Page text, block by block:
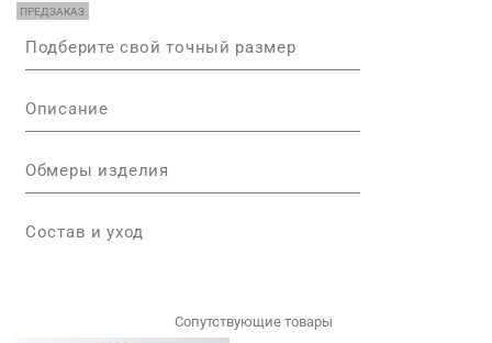
ПРЕДЗАКАЗ
Подберите свой точный размер
Описание
Обмеры изделия
Состав и уход
Сопутствующие товары